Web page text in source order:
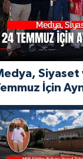
Siyaset
İçin